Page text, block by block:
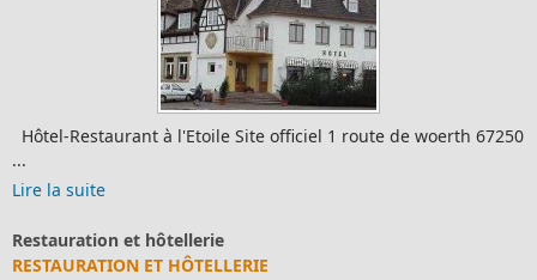
Hôtel-Restaurant à l'Etoile Site officiel 1 route de woerth 67250
...
Lire la suite
Restauration et hôtellerie
RESTAURATION ET HÔTELLERIE